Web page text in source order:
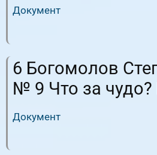
Документ
6 Богомолов
№ 9 Что за
Документ